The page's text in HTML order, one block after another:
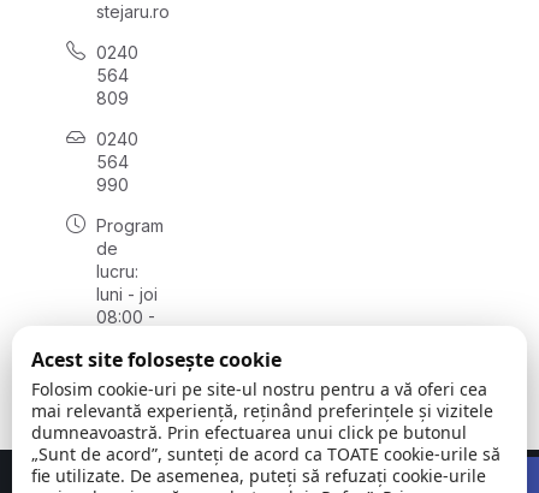
stejaru.ro
0240
564
809
0240
564
990
Program
de
lucru:
luni - joi
08:00 -
vineri
08:00 -
14:00
Acest site folosește cookie
Folosim cookie-uri pe site-ul nostru pentru a vă oferi cea
mai relevantă experiență, reținând preferințele și vizitele
dumneavoastră. Prin efectuarea unui click pe butonul
„Sunt de acord”, sunteți de acord ca TOATE cookie-urile să
fie utilizate. De asemenea, puteți să refuzați cookie-urile